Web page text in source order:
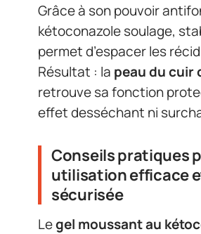
Grâce à son pouvoir
kétoconazole soulage,
permet d’espacer les
Résultat : la peau du cuir
retrouve sa fonction
effet desséchant ni
Conseils pratiques
utilisation efficace
sécurisée
Legel moussant au